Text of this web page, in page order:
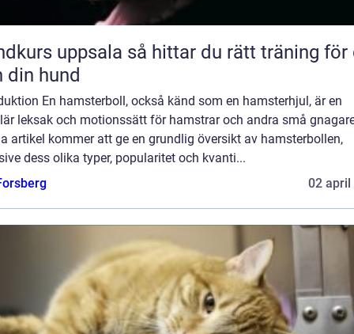
så hittar du rätt träning för dig
din hund
En hamsterboll, också känd som en hamsterhjul, är en
leksak och motionssätt för hamstrar och andra små
artikel kommer att ge en grundlig översikt av hamsterbollen,
dess olika typer, popularitet och kvanti...
02 april